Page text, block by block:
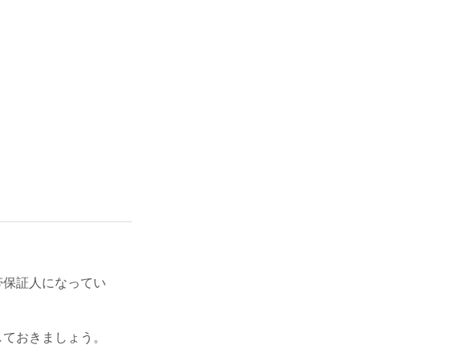
証人になってい
おきましょう。